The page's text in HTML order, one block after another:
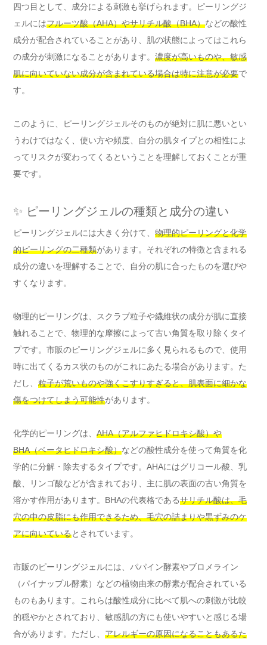
四つ目として、成分による刺激も挙げられます。ピーリングジ
ェルにはフルーツ酸（AHA）やサリチル酸（BHA）などの酸性
成分が配合されていることがあり、肌の状態によってはこれら
の成分が刺激になることがあります。 濃度が高いものや、敏感
肌に向いていない成分が含まれている場合は特に注意が必要で
す。
このように、ピーリングジェルそのものが絶対に肌に悪いとい
うわけではなく、使い方や頻度、自分の肌タイプとの相性によ
ってリスクが変わってくるということを理解しておくことが重
要です。
✨ ピーリングジェルの種類と成分の違い
ピーリングジェルには大きく分けて、 物理的ピーリングと化学
的ピーリングの二種類があります。それぞれの特徴と含まれる
成分の違いを理解することで、自分の肌に合ったものを選びや
すくなります。
物理的ピーリングは、スクラブ粒子や繊維状の成分が肌に直接
触れることで、物理的な摩擦によって古い角質を取り除くタイ
プです。市販のピーリングジェルに多く見られるもので、使用
時に出てくるカス状のものがこれにあたる場合があります。た
だし、 粒子が荒いものや強くこすりすぎると、肌表面に細かな
傷をつけてしまう可能性があります。
化学的ピーリングは、 AHA（アルファヒドロキシ酸）や
BHA（ベータヒドロキシ酸）などの酸性成分を使って角質を化
学的に分解・除去するタイプです。AHAにはグリコール酸、乳
酸、リンゴ酸などが含まれており、主に肌の表面の古い角質を
溶かす作用があります。BHAの代表格であるサリチル酸は、毛
穴の中の皮脂にも作用できるため、毛穴の詰まりや黒ずみのケ
アに向いているとされています。
市販のピーリングジェルには、パパイン酵素やブロメライン
（パイナップル酵素）などの植物由来の酵素が配合されている
ものもあります。これらは酸性成分に比べて肌への刺激が比較
的穏やかとされており、敏感肌の方にも使いやすいと感じる場
合があります。ただし、 アレルギーの原因になることもあるた